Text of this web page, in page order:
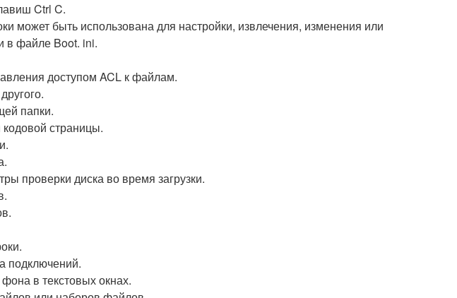
Ctrl C.
может быть использована для настройки, извлечения, изменения или
в файле Boot. ini.
доступом ACL к файлам.
папки.
страницы.
проверки диска во время загрузки.
подключений.
в текстовых окнах.